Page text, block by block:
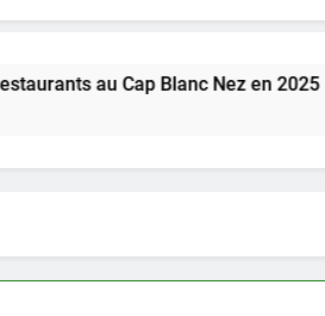
Cap Blanc Nez en 2025